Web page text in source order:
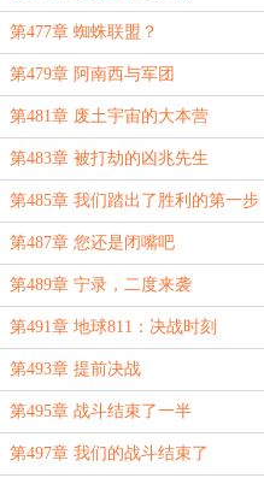
第477章 蜘蛛联盟？
第479章 阿南西与军团
第481章 废土宇宙的大本营
第483章 被打劫的凶兆先生
第485章 我们踏出了胜利的第一步
第487章 您还是闭嘴吧
第489章 宁录，二度来袭
第491章 地球811：决战时刻
第493章 提前决战
第495章 战斗结束了一半
第497章 我们的战斗结束了